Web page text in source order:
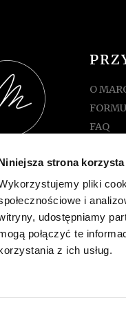
strona
pliki
i
udostępniamy
połączyć te
z ich usług.
GŁOWY
O
FAQ
MOJE